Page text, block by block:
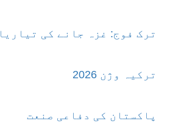
ترک فوج: غزہ جانے کی تیاریاں
ترکیہ وژن 2026
پاکستان کی دفاعی صنعت